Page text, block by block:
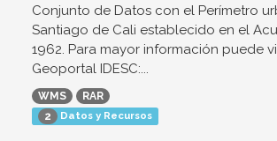
Conjunto de Datos con el Perímetro
Santiago de Cali establecido en el
1962. Para mayor información puede
Geoportal IDESC:...
WMS
RAR
2 Datos y Recursos